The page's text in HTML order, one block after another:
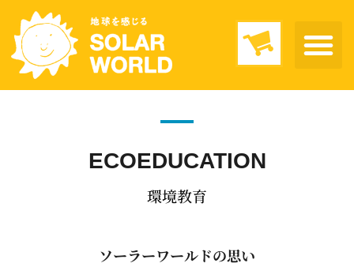
ECOEDUCATION
環境教育
ソーラーワールドの思い